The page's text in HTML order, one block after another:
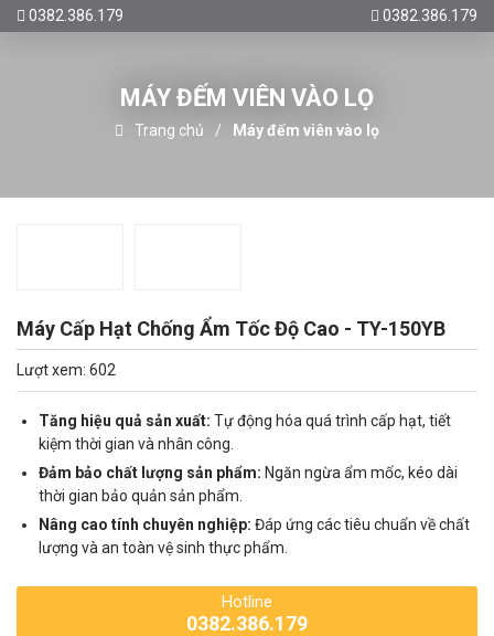
0382.386.179 0382.386.179
MÁY ĐẾM VIÊN VÀO LỌ
Trang chủ Máy đếm viên vào lọ
Máy Cấp Hạt Chống Ẩm Tốc Độ Cao - TY-150YB
Lượt xem: 602
Tăng hiệu quả sản xuất: Tự động hóa quá trình cấp hạt, tiết
kiệm thời gian và nhân công.
Đảm bảo chất lượng sản phẩm: Ngăn ngừa ẩm mốc, kéo dài
thời gian bảo quản sản phẩm.
Nâng cao tính chuyên nghiệp: Đáp ứng các tiêu chuẩn về chất
lượng và an toàn vệ sinh thực phẩm.
Hotline
0382.386.179